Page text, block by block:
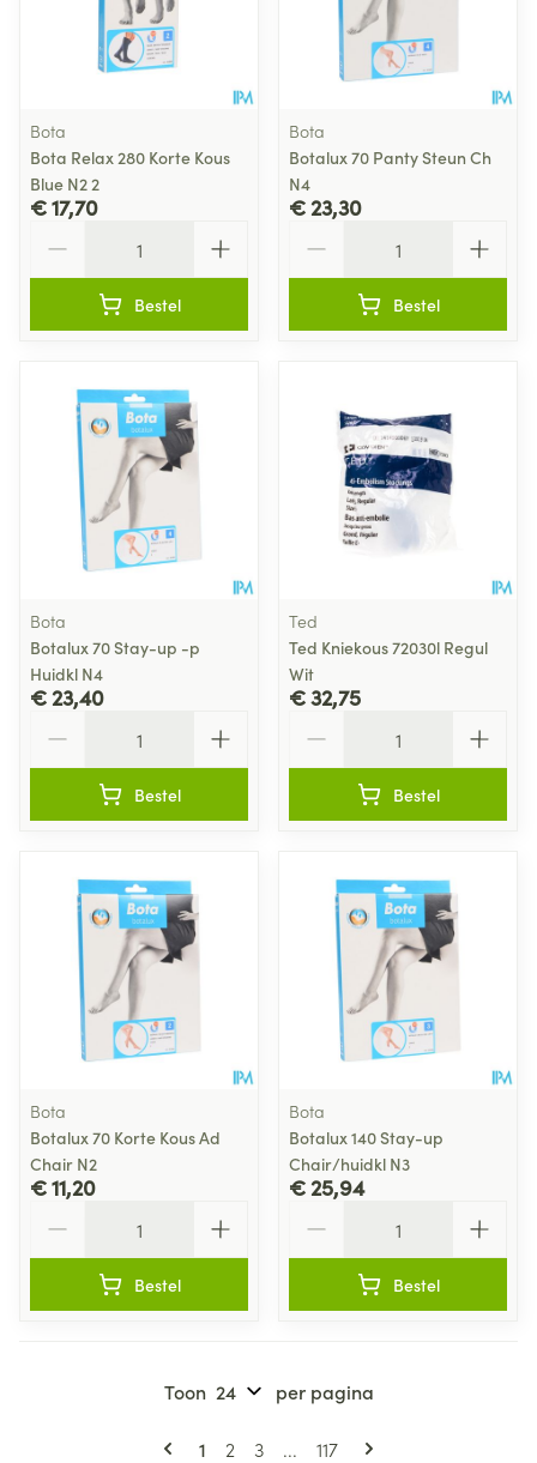
Bota
Bota Relax 280 Korte Kous
Blue N2 2
€ 17,70
Bestel
Bota
Botalux 70 Panty Steun Ch
N4
€ 23,30
Bestel
Bota
Botalux 70 Stay-up -p
Huidkl N4
€ 23,40
Bestel
Ted
Ted Kniekous 72030l Regul
Wit
€ 32,75
Bestel
Bota
Botalux 70 Korte Kous Ad
Chair N2
€ 11,20
Bestel
Bota
Botalux 140 Stay-up
Chair/huidkl N3
€ 25,94
Bestel
Pagina's
U lees momenteel pagina
1 Pagina
2 Pagina
3 ... Pagina
117
Toon per pagina